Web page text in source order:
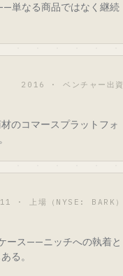
単なる商品ではなく継続
2016 · ベンチャー出資
のコマースプラットフォ
· 上場（NYSE: BARK）
ース——ニッチへの執着と
る。